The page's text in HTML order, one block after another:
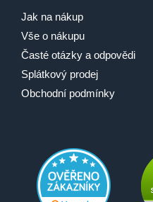
Jak na nákup
Vše o nákupu
Časté otázky a odpovědi
Splátkový prodej
Obchodní podmínky